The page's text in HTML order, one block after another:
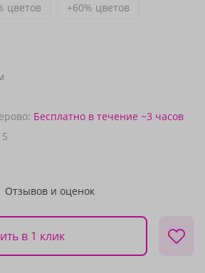
цветов +60% цветов
Бесплатно в течение ~3 часов
5
Отзывов и оценок
в 1 клик